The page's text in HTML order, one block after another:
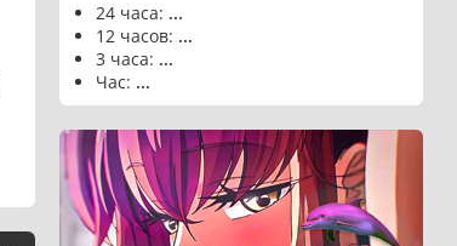
24 часа: ...
12 часов: ...
3 часа: ...
Час: ...